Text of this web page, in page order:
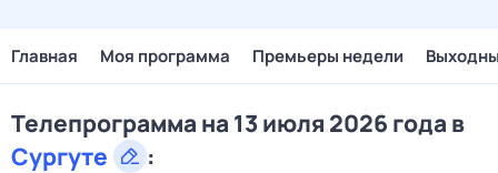
Главная Моя программа Премьеры недели
Телепрограмма на 13 июля 2026 года в
Сургуте
: